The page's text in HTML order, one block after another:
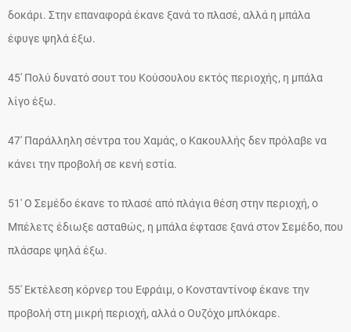
δοκάρι. Στην επαναφορά έκανε ξανά το πλασέ, αλλά η μπάλα
έφυγε ψηλά έξω.
45′ Πολύ δυνατό σουτ του Κούσουλου εκτός περιοχής, η μπάλα
λίγο έξω.
47′ Παράλληλη σέντρα του Χαμάς, ο Κακουλλής δεν πρόλαβε να
κάνει την προβολή σε κενή εστία.
51′ Ο Σεμέδο έκανε το πλασέ από πλάγια θέση στην περιοχή, ο
Μπέλετς έδιωξε ασταθώς, η μπάλα έφτασε ξανά στον Σεμέδο, που
πλάσαρε ψηλά έξω.
55′ Εκτέλεση κόρνερ του Εφράιμ, ο Κονσταντίνοφ έκανε την
προβολή στη μικρή περιοχή, αλλά ο Ουζόχο μπλόκαρε.